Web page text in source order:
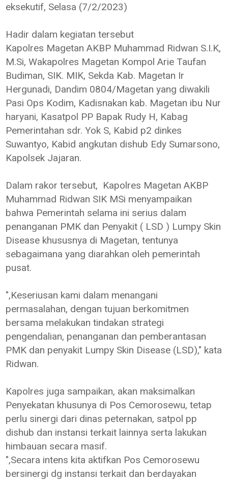
eksekutif, Selasa (7/2/2023)
Hadir dalam kegiatan tersebut
Kapolres Magetan AKBP Muhammad Ridwan S.I.K,
M.Si, Wakapolres Magetan Kompol Arie Taufan
Budiman, SIK. MIK, Sekda Kab. Magetan Ir
Hergunadi, Dandim 0804/Magetan yang diwakili
Pasi Ops Kodim, Kadisnakan kab. Magetan ibu Nur
haryani, Kasatpol PP Bapak Rudy H, Kabag
Pemerintahan sdr. Yok S, Kabid p2 dinkes
Suwantyo, Kabid angkutan dishub Edy Sumarsono,
Kapolsek Jajaran.
Dalam rakor tersebut, Kapolres Magetan AKBP
Muhammad Ridwan SIK MSi menyampaikan
bahwa Pemerintah selama ini serius dalam
penanganan PMK dan Penyakit ( LSD ) Lumpy Skin
Disease khususnya di Magetan, tentunya
sebagaimana yang diarahkan oleh pemerintah
pusat.
",Keseriusan kami dalam menangani
permasalahan, dengan tujuan berkomitmen
bersama melakukan tindakan strategi
pengendalian, penanganan dan pemberantasan
PMK dan penyakit Lumpy Skin Disease (LSD)," kata
Ridwan.
Kapolres juga sampaikan, akan maksimalkan
Penyekatan khusunya di Pos Cemorosewu, tetap
perlu sinergi dari dinas peternakan, satpol pp
dishub dan instansi terkait lainnya serta lakukan
himbauan secara masif.
",Secara intens kita aktifkan Pos Cemorosewu
bersinergi dg instansi terkait dan berdayakan